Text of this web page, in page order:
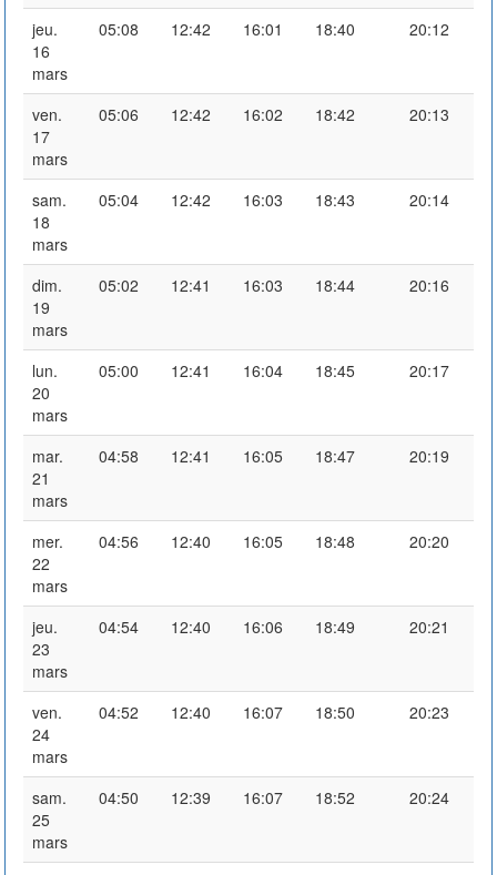
jeu.
16
mars
05:08 12:42 16:01 18:40 20:12
ven.
17
mars
05:06 12:42 16:02 18:42 20:13
sam.
18
mars
05:04 12:42 16:03 18:43 20:14
dim.
19
mars
05:02 12:41 16:03 18:44 20:16
lun.
20
mars
05:00 12:41 16:04 18:45 20:17
mar.
21
mars
04:58 12:41 16:05 18:47 20:19
mer.
22
mars
04:56 12:40 16:05 18:48 20:20
jeu.
23
mars
04:54 12:40 16:06 18:49 20:21
ven.
24
mars
04:52 12:40 16:07 18:50 20:23
sam.
25
mars
04:50 12:39 16:07 18:52 20:24